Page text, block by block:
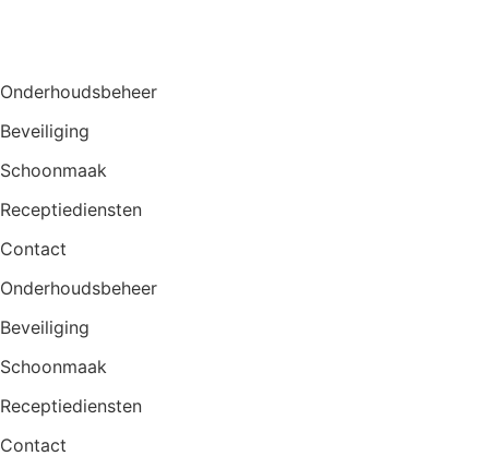
Onderhoudsbeheer
Beveiliging
Schoonmaak
Receptiediensten
Contact
Onderhoudsbeheer
Beveiliging
Schoonmaak
Receptiediensten
Contact